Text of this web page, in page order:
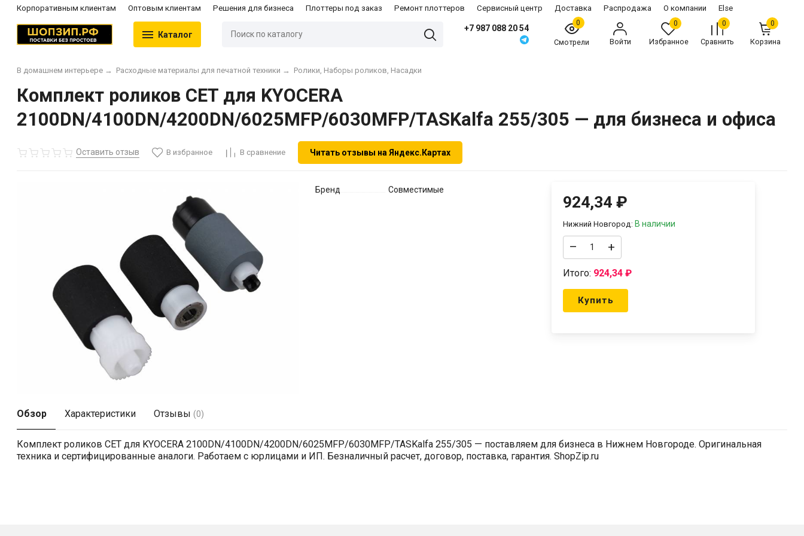
Корпоративным клиентам Оптовым клиентам Решения для бизнеса Плоттеры под заказ Ремонт плоттеров Сервисный центр Доставка Распродажа О компании Else
Каталог
+7 987 088 20 54
0
Смотрели Войти
0
Избранное
0
Сравнить
0
Корзина
В домашнем интерьере → Расходные материалы для печатной техники → Ролики, Наборы роликов, Насадки
Комплект роликов CET для KYOCERA
2100DN/4100DN/4200DN/6025MFP/6030MFP/TASKalfa 255/305 — для бизнеса и офиса
Оставить отзыв В избранное В сравнение Читать отзывы на Яндекс.Картах
Бренд Совместимые
924,34₽
Нижний Новгород: В наличии
– +
Итого: 924,34₽
Купить
Обзор Характеристики Отзывы (0)
Комплект роликов CET для KYOCERA 2100DN/4100DN/4200DN/6025MFP/6030MFP/TASKalfa 255/305 — поставляем для бизнеса в Нижнем Новгороде. Оригинальная
техника и сертифицированные аналоги. Работаем с юрлицами и ИП. Безналичный расчет, договор, поставка, гарантия. ShopZip.ru